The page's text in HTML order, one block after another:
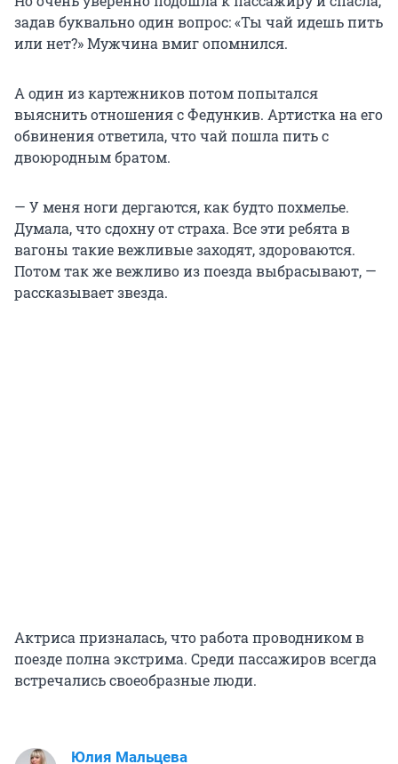
задав буквально один вопрос: «Ты чай идешь пить
или нет?» Мужчина вмиг опомнился.
А один из картежников потом попытался
выяснить отношения с Федункив. Артистка на его
обвинения ответила, что чай пошла пить с
двоюродным братом.
— У меня ноги дергаются, как будто похмелье.
Думала, что сдохну от страха. Все эти ребята в
вагоны такие вежливые заходят, здороваются.
Потом так же вежливо из поезда выбрасывают, —
рассказывает звезда.
Актриса призналась, что работа проводником в
поезде полна экстрима. Среди пассажиров всегда
встречались своеобразные люди.
Юлия Мальцева